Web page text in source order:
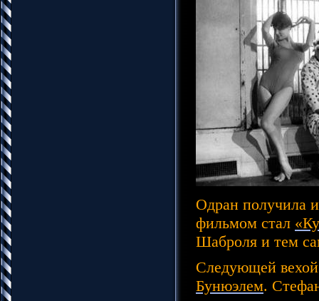
Одран получила
фильмом стал
Шаброля и тем
Следующей вехой
Бунюэлем.